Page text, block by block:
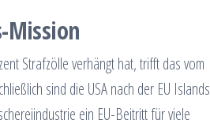
Mission
Strafzölle verhängt hat, trifft das vom
sind die USA nach der EU Islands
ein EU-Beitritt für viele